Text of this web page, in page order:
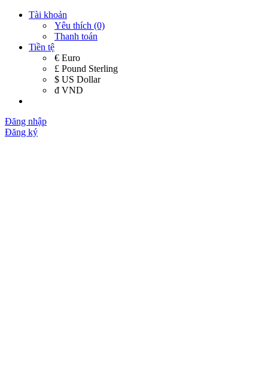
Tài khoản
Yêu thích (0)
Thanh toán
Tiền tệ
€ Euro
£ Pound Sterling
$ US Dollar
đ VND
Đăng nhập
Đăng ký